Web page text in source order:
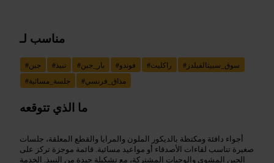
مناسب لـ
#جبن #نبيذ #بار_جبن #فوندو #راكليت # سوق_سبيتالفيلدز
#جلسة_مسائية #مذاق_فرنسي
ما الذي تتوقعه
أجواء دافئة ومكتظة بالديكور الملون والمرايا والقطع المعلقة، جلسات
صغيرة تناسب لقاءات الأصدقاء أو مواعيد مسائية. قائمة موجزة تركز على
الجبن المشوي والوجبات المشتركة، مع تشكيلة جيدة من النبيذ. الخدمة